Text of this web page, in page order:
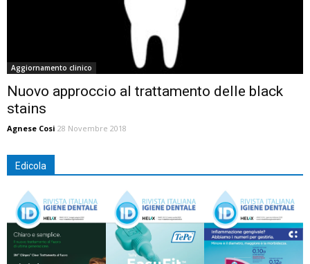
Aggiornamento clinico
Nuovo approccio al trattamento delle black
stains
Agnese Cosi 28 Novembre 2018
Edicola